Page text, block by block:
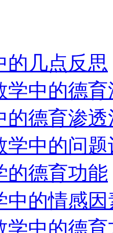
的几点反思
学中的德育
的德育渗透
学中的问题
的德育功能
中的情感因
学中的德育